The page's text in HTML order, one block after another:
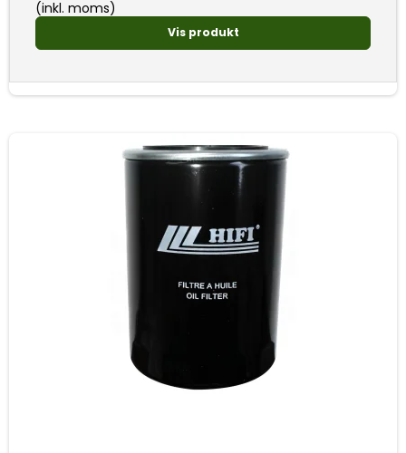
(inkl. moms)
Vis produkt